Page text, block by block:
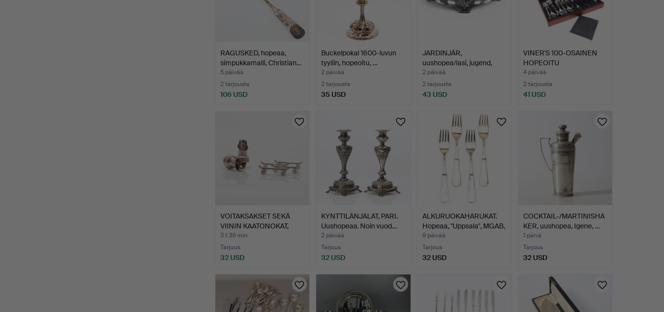
RAGUSKED, hopeaa,
simpukkamalli, Christian…
5 päivää
2 tarjousta
106 USD
Buckelpokal 1600-luvun
tyyliin, hopeoitu, …
2 päivää
2 tarjousta
35 USD
JARDINJÄR,
uushopea/lasi, jugend,
Eneret, …
2 päivää
2 tarjousta
43 USD
VINER'S 100-OSAINEN
HOPEOITU
RUOKAILUVÄLIN…
4 päivää
2 tarjousta
41 USD
VOITAKSAKSET SEKÄ
VIININ KAATONOKAT,
uusho…
3 t 39 min
Tarjous
32 USD
KYNTTILÄNJALAT, PARI.
Uushopeaa. Noin vuod…
2 päivää
Tarjous
32 USD
ALKURUOKAHARUKAT.
Hopeaa, "Uppsala", MGAB,
…
9 päivää
Tarjous
32 USD
COCKTAIL-/MARTINISHA
KER, uushopea, Igene, …
1 päivä
Tarjous
32 USD